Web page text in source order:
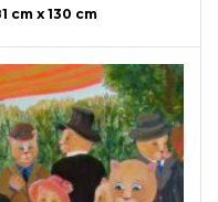
cm x 130 cm